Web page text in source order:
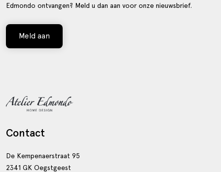
Edmondo ontvangen? Meld u dan aan voor onze nieuwsbrief.
Meld aan
Contact
De Kempenaerstraat 95
2341 GK Oegstgeest